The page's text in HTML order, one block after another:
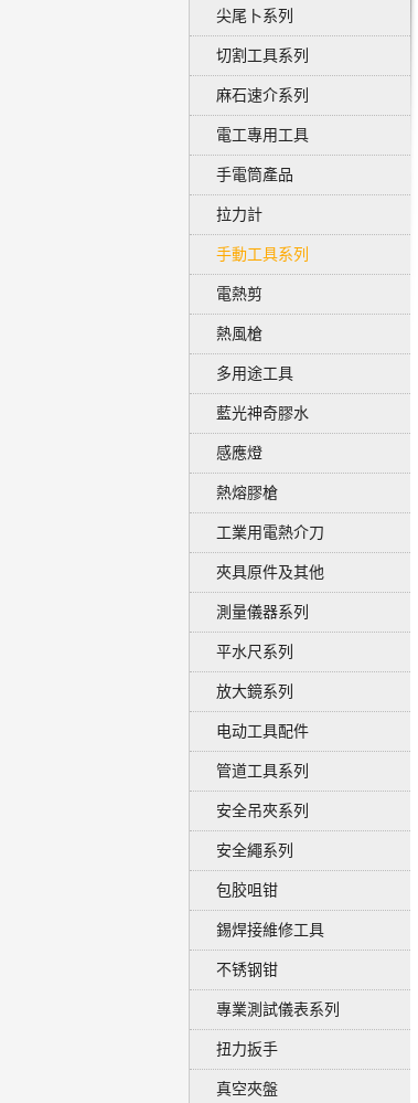
尖尾卜系列
切割工具系列
麻石速介系列
電工專用工具
手電筒產品
拉力計
手動工具系列
電熱剪
熱風槍
多用途工具
藍光神奇膠水
感應燈
熱熔膠槍
工業用電熱介刀
夾具原件及其他
測量儀器系列
平水尺系列
放大鏡系列
电动工具配件
管道工具系列
安全吊夾系列
安全繩系列
包胶咀钳
錫焊接維修工具
不锈钢钳
專業測試儀表系列
扭力扳手
真空夾盤